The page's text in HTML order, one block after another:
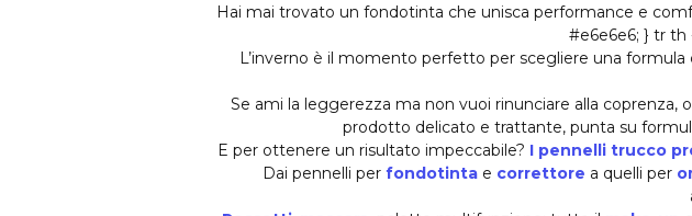
Hai mai trovato un fondotinta che unisca performance e
L’inverno è il momento perfetto per scegliere una
Se ami la leggerezza ma non vuoi rinunciare alla
prodotto delicato e trattante, punta su
E per ottenere un risultato impeccabile? I pennelli trucco
Dai pennelli per fondotinta e correttore a quelli per